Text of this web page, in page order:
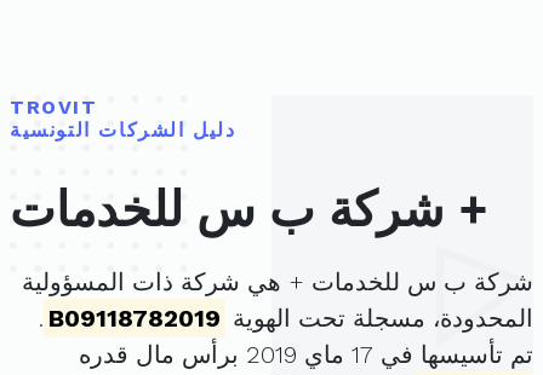
TROVIT
دليل الشركات التونسية
شركة ب س للخدمات +
شركة ب س للخدمات + هي شركة ذات المسؤولية
المحدودة، مسجلة تحت الهوية B09118782019
.
تم تأسيسها في 17 ماي 2019 برأس مال قدره